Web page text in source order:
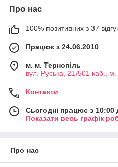
Про нас
100% позитивних з 37
Працює з 24.06.2010
м. м. Тернопіль
вул. Руська, 21/501 каб., м.
Контакти
Сьогодні працює з 10:00
Показати весь графік
Про нас